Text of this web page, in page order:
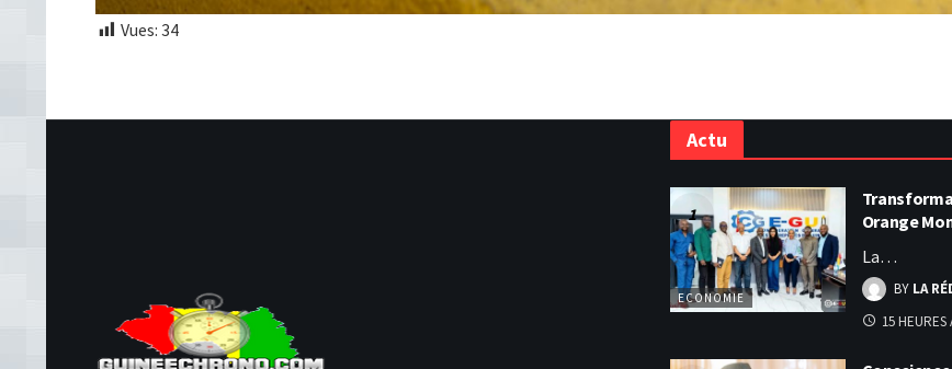
Vues: 34
Actu
ECONOMIE
Orange
La…
BY LA
15 HEURES